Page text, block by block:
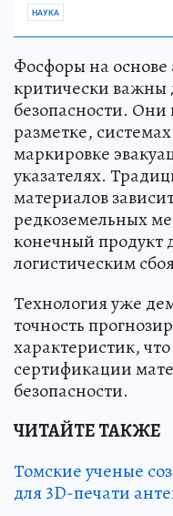
НАУКА
Фосфоры на
критически важны
безопасности. Они
разметке,
маркировке
указателях.
материалов
редкоземельных
конечный продукт
логистическим
Технология уже
точность
характеристик,
сертификации
безопасности.
ЧИТАЙТЕ ТАКЖЕ
Томские ученые
для 3D-печати